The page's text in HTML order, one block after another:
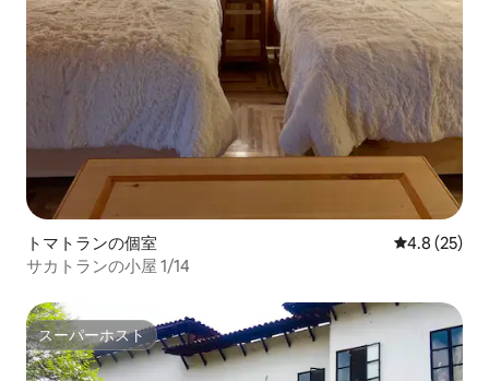
トマトランの個室 レビュー25
4.8 (25)
サカトランの小屋 1/14
スーパーホスト
スーパーホスト